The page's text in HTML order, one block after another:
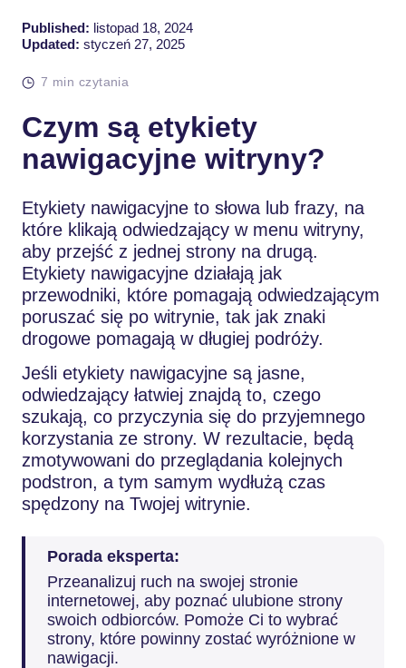
Published: listopad 18, 2024
Updated: styczeń 27, 2025
7 min czytania
Czym są etykiety
nawigacyjne witryny?
Etykiety nawigacyjne to słowa lub frazy, na
które klikają odwiedzający w menu witryny,
aby przejść z jednej strony na drugą.
Etykiety nawigacyjne działają jak
przewodniki, które pomagają odwiedzającym
poruszać się po witrynie, tak jak znaki
drogowe pomagają w długiej podróży.
Jeśli etykiety nawigacyjne są jasne,
odwiedzający łatwiej znajdą to, czego
szukają, co przyczynia się do przyjemnego
korzystania ze strony. W rezultacie, będą
zmotywowani do przeglądania kolejnych
podstron, a tym samym wydłużą czas
spędzony na Twojej witrynie.
Porada eksperta:
Przeanalizuj ruch na swojej stronie
internetowej, aby poznać ulubione strony
swoich odbiorców. Pomoże Ci to wybrać
strony, które powinny zostać wyróżnione w
nawigacji.